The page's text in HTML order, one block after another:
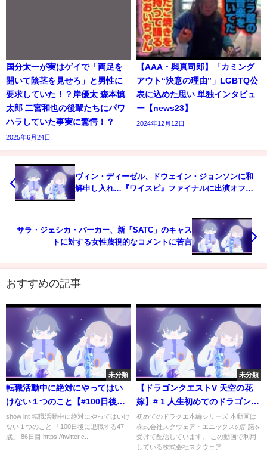
国分太一が実はゲイで「両足を
開いて陰茎を見せろ」と男性に
要求していた！？岸優太 森本慎
太郎 二宮和也の後輩たちにパワ
ハラしていた事実に驚愕！？
2025年6月24日
【AAA・與真司郎】「カミング
アウト“決意の理由”」LGBTQ公
表に込めた思い 単独インタビュ
ー【news23】
2024年12月12日
ヴィン・ディーゼル、ドウェイン・ジョンソンに和
解申し入れ…『ワイスピ』ファイナルに出演オファ
サラ・ジェシカ・パーカー、新「SATC」のキャス
トに対する女性蔑視的なコメントに苦言
おすすめの記事
未分類
転職活動中に絶対にやってはい
けない１つのこと【#100日後に
退職する47歳】
show int 転職活動中に絶対にやってはいけ
ない１つのこと 「100日後に退職する47
歳」 86日目 https://twitter.c...
未分類
【ドラゴンクエストV 天空の花
嫁】# 1 人生初めてのドラゴンク
エスト【レオス・ヴィンセント
】
初めてのドラクエ本編シリーズ 本動画は
株式会社スクウェア・エニックスの許諾を
受けて配信しています。 この動画で利用
している株式会社スクウェア...